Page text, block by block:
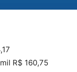
R$ 160,75